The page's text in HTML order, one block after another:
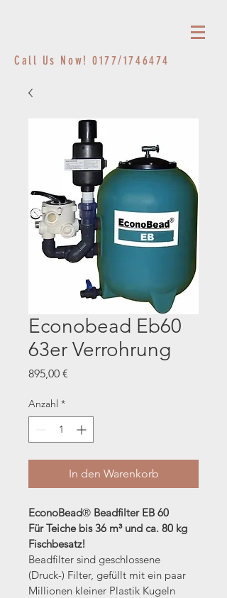
Call Us Now! 0177/1746474
Econobead Eb60
63er Verrohrung
895,00 €
Anzahl *
In den Warenkorb
EconoBead® Beadfilter EB 60
Für Teiche bis 36 m³ und ca. 80 kg
Fischbesatz!
Beadfilter sind geschlossene
(Druck-) Filter, gefüllt mit ein paar
Millionen kleiner Plastik Kugeln